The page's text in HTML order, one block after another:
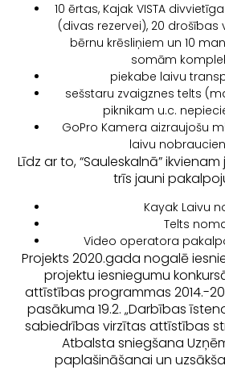
10 ērtas, Kajak VISTA
(divas rezervei), 20
bērnu krēsliņiem un 10
somām
piekabe laivu
sešstaru zvaigznes telts
piknikam u.c.
GoPro Kamera aizraujošu
laivu
Līdz ar to, “Sauleskalnā”
trīs jauni
Kayak Laivu
Telts
Video operatora
Projekts 2020.gada nogalē
projektu iesniegumu
attīstības programmas 2014.-
pasākuma 19.2. „Darbības
sabiedrības virzītas attīstības
Atbalsta sniegšana
paplašināšanai un